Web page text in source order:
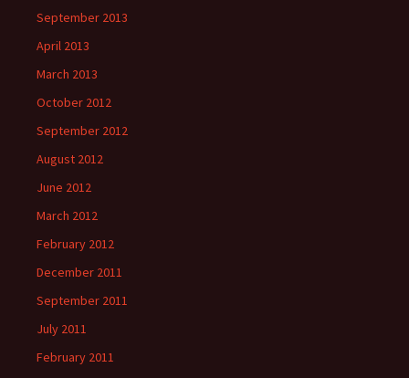
September 2013
April 2013
March 2013
October 2012
September 2012
August 2012
June 2012
March 2012
February 2012
December 2011
September 2011
July 2011
February 2011